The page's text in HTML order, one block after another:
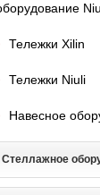
Тележки Xilin
Тележки Niuli
Навесное
Стеллажное